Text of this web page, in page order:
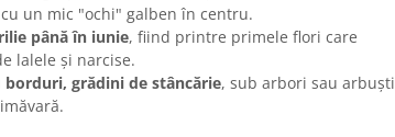
un mic "ochi" galben în centru.
până în iunie, fiind printre primele flori care
lalele și narcise.
borduri, grădini de stâncărie, sub arbori sau arbuști